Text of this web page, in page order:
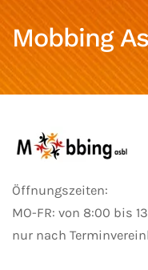
Mobbing
Öffnungszeiten:
MO-FR: von 8:00 bis
nur nach